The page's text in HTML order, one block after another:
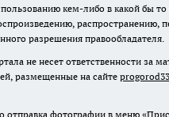
кем-либо в какой бы
распространению,
разрешения правообладателя.
не несет ответственности за
размещенные на сайте
отправка фотографии в меню